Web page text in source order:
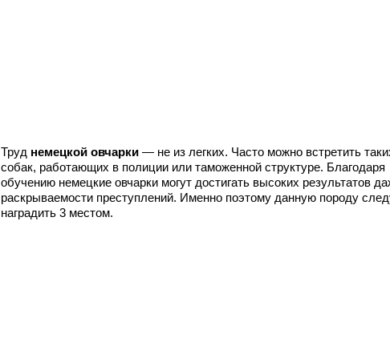
Труд немецкой овчарки — не из легких. Часто можно встретить
собак, работающих в полиции или таможенной структуре. Благодаря
обучению немецкие овчарки могут достигать высоких результатов
раскрываемости преступлений. Именно поэтому данную породу
наградить 3 местом.